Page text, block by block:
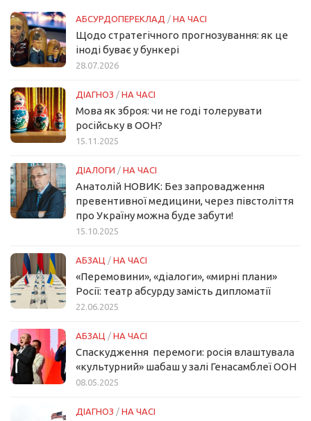
АБСУРДОПЕРЕКЛАД / НА ЧАСІ
Щодо стратегічного прогнозування: як це
іноді буває у бункері
28.07.2026
ДІАГНОЗ / НА ЧАСІ
Мова як зброя: чи не годі толерувати
російську в ООН?
15.11.2025
ДІАЛОГИ / НА ЧАСІ
Анатолій НОВИК: Без запровадження
превентивної медицини, через півстоліття
про Україну можна буде забути!
15.10.2025
АБЗАЦ / НА ЧАСІ
«Перемовини», «діалоги», «мирні плани»
Росії: театр абсурду замість дипломатії
22.06.2025
АБЗАЦ / НА ЧАСІ
Спаскудження перемоги: росія влаштувала
«культурний» шабаш у залі Генасамблеї ООН
08.05.2025
ДІАГНОЗ / НА ЧАСІ